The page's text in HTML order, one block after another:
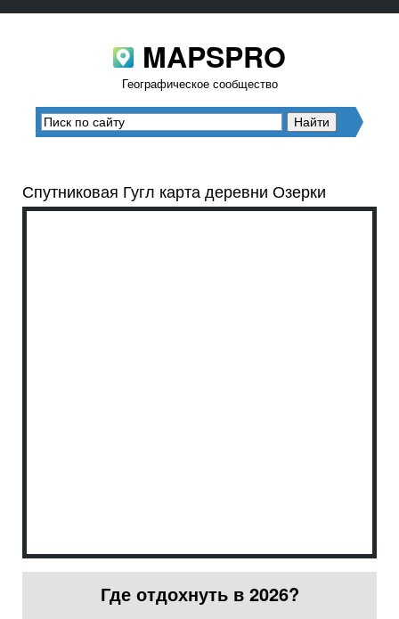
MAPSPRO
Географическое сообщество
Спутниковая Гугл карта деревни Озерки
Где отдохнуть в 2026?